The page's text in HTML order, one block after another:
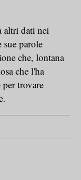
altri dati nei
parole
che, lontana
che l'ha
trovare